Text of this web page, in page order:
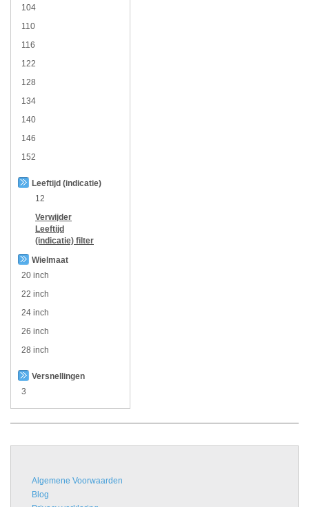
104
110
116
122
128
134
140
146
152
Leeftijd (indicatie)
12
Verwijder
Leeftijd
(indicatie) filter
Wielmaat
20 inch
22 inch
24 inch
26 inch
28 inch
Versnellingen
3
Algemene Voorwaarden
Blog